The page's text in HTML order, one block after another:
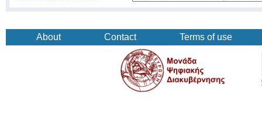
About Contact Terms of use